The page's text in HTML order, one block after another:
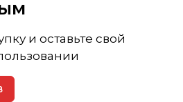
и оставьте свой